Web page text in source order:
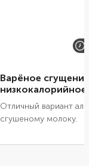
Варёное
низкокалорийное
Отличный вариант
сгушеному молоку.